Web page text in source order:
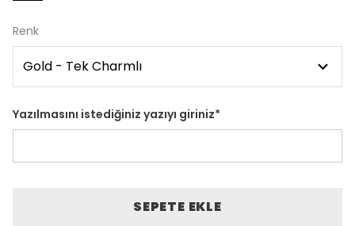
Renk
Yazılmasını istediğiniz yazıyı giriniz*
SEPETE EKLE